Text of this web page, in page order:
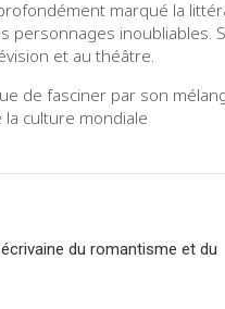
marqué la
personnages inoubliables.
et au théâtre.
de fasciner par son
culture mondiale
du romantisme et du